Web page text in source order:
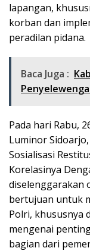
lapangan,
korban dan
peradilan pidana.
Baca Juga :
Pada hari Rabu,
Luminor
Sosialisasi
Korelasinya
diselenggarakan
bertujuan untuk
Polri, khususnya
mengenai
bagian dari